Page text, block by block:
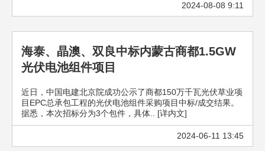
2024-08-08 9:11
海泰、晶澳、双良中标内蒙古商都1.5GW
光伏电池组件项目
近日，中国电建北京院成功公示了商都150万千瓦光伏草业项
目EPC总承包工程的光伏电池组件采购项目中标/成交结果。
据悉，本次招标分为3个包件，具体.. [详内文]
2024-06-11 13:45